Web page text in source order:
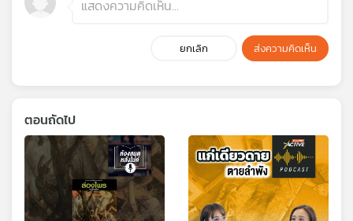
ยกเลิก ส่งความคิดเห็น
ตอนถัดไป